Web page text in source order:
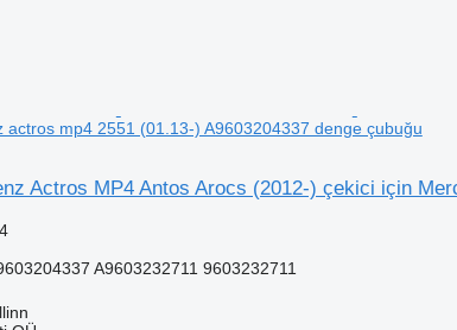
actros mp4 2551 (01.13-) A9603204337 denge çubuğu
Actros MP4 Antos Arocs (2012-) çekici için
A9603232711 9603232711